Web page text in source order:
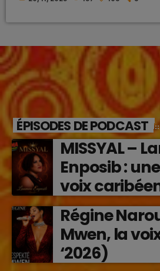
ÉPISODES DE PODCAST
MISSYAL –
Enposib :
voix
transforme
en musique
Régine
Mwen, la
‘2026)